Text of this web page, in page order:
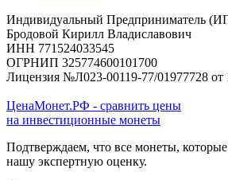
Индивидуальный Предприниматель
Бродовой Кирилл Владиславович
ИНН 771524033545
ОГРНИП 325774600101700
Лицензия №Л023-00119-77/01977728 от
ЦенаМонет.РФ - сравнить цены
на инвестиционные монеты
Подтверждаем, что все монеты,
нашу экспертную оценку.